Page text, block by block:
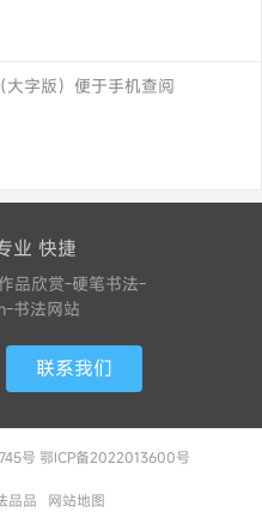
大字版）便于手机查阅
业 快捷
品欣赏-硬笔书法-
书法网站
联系我们
号 鄂ICP备2022013600号
品品
网站地图